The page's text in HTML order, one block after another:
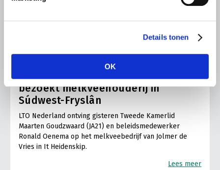
Details tonen
OK
Kamerlid Goudzwaard (JA21)
bezoekt melkveehouderij in
Súdwest-Fryslân
LTO Nederland ontving gisteren Tweede Kamerlid
Maarten Goudzwaard (JA21) en beleidsmedewerker
Ronald Oenema op het melkveebedrijf van Jolmer de
Vries in It Heidenskip.
Lees meer